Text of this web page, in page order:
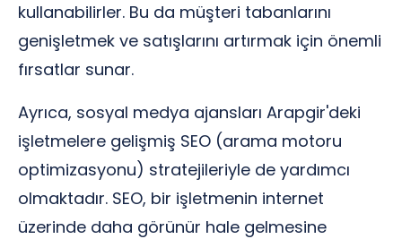
kullanabilirler. Bu da müşteri tabanlarını
genişletmek ve satışlarını artırmak için önemli
fırsatlar sunar.
Ayrıca, sosyal medya ajansları Arapgir'deki
işletmelere gelişmiş SEO (arama motoru
optimizasyonu) stratejileriyle de yardımcı
olmaktadır. SEO, bir işletmenin internet
üzerinde daha görünür hale gelmesine